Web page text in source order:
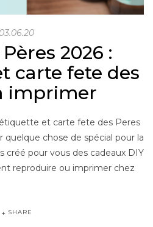
03.06.20
2026 :
carte fete des
imprimer
et carte fete des Peres
chose de spécial pour la
créé pour vous des cadeaux DIY
reproduire ou imprimer chez
SHARE